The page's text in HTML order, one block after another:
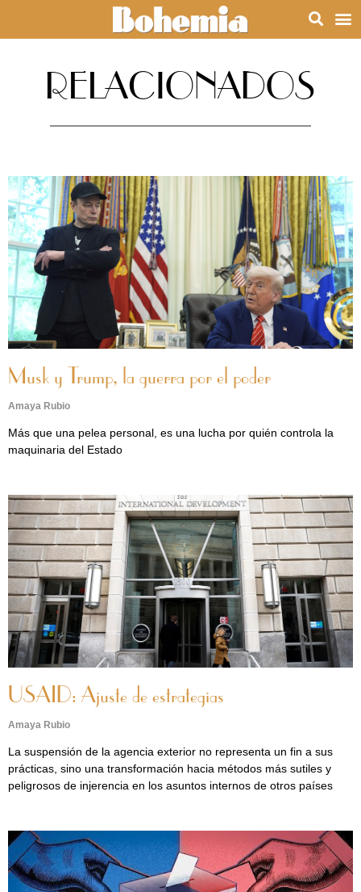
RELACIONADOS
Musk y Trump, la guerra por el poder
Amaya Rubio
Más que una pelea personal, es una lucha por quién controla la
maquinaria del Estado
USAID: Ajuste de estrategias
Amaya Rubio
La suspensión de la agencia exterior no representa un fin a sus
prácticas, sino una transformación hacia métodos más sutiles y
peligrosos de injerencia en los asuntos internos de otros países